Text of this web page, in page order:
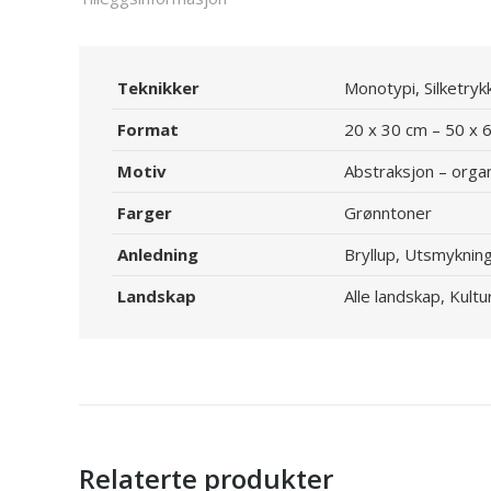
Teknikker
Monotypi,
Format
20 x 30 cm – 50 x
Motiv
Abstraksjon –
Farger
Grønntoner
Anledning
Bryllup,
Landskap
Alle landskap,
Relaterte produkter